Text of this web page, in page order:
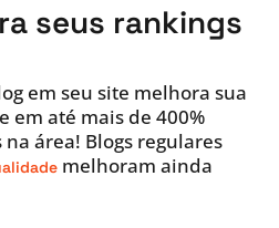
seus rankings
em seu site melhora sua
em até mais de 400%
área! Blogs regulares
melhoram ainda